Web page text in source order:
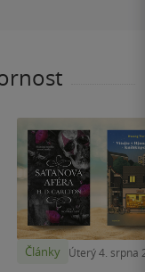
Články Úterý 4. srpna